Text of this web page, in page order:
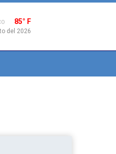
85° F
del 2026